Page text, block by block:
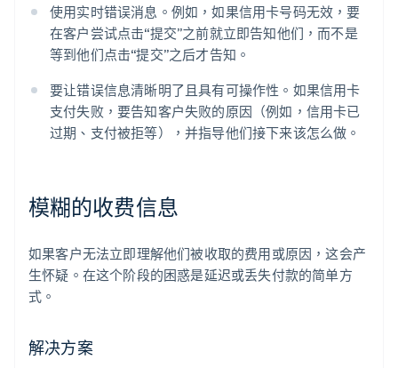
使用实时错误消息。例如，如果信用卡号码无效，要
在客户尝试点击“提交”之前就立即告知他们，而不是
等到他们点击“提交”之后才告知。
要让错误信息清晰明了且具有可操作性。如果信用卡
支付失败，要告知客户失败的原因（例如，信用卡已
过期、支付被拒等），并指导他们接下来该怎么做。
模糊的收费信息
如果客户无法立即理解他们被收取的费用或原因，这会产
生怀疑。在这个阶段的困惑是延迟或丢失付款的简单方
式。
解决方案